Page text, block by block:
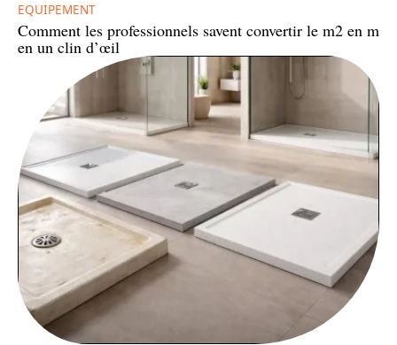
EQUIPEMENT
Comment les professionnels savent convertir le m2 en m
en un clin d’œil